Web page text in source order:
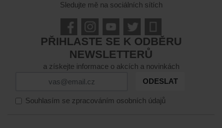
Sledujte mě na sociálních sítích
PŘIHLASTE SE K ODBĚRU
NEWSLETTERŮ
a získejte informace o akcích a novinkách
ODESLAT
Souhlasím se zpracováním osobních údajů